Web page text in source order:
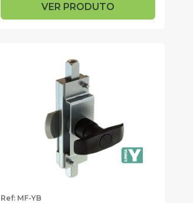
VER PRODUTO
Ref: MF-YB